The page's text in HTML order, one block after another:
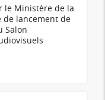
le Ministère de la
de lancement de
Salon